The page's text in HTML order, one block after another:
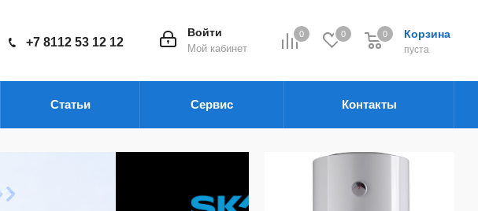
0 0 Корзина
пуста
0
Войти
Мой кабинет
+7 8112 53 12 12
Статьи Сервис Контакты